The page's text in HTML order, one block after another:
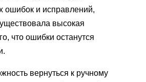
ошибок и исправлений,
высокая
что ошибки останутся
вернуться к ручному